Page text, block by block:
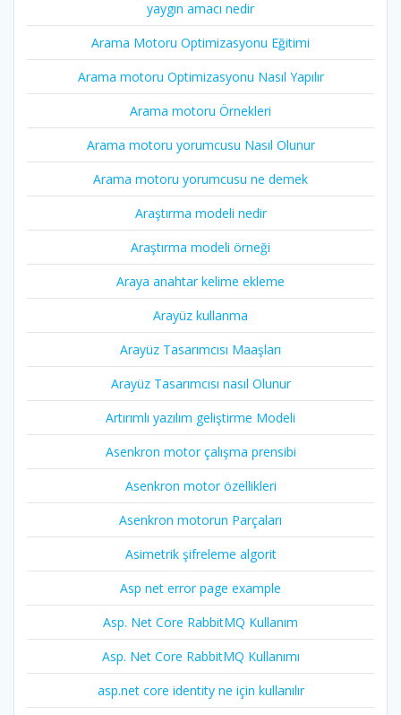
yaygın amacı nedir
Arama Motoru Optimizasyonu Eğitimi
Arama motoru Optimizasyonu Nasıl Yapılır
Arama motoru Örnekleri
Arama motoru yorumcusu Nasıl Olunur
Arama motoru yorumcusu ne demek
Araştırma modeli nedir
Araştırma modeli örneği
Araya anahtar kelime ekleme
Arayüz kullanma
Arayüz Tasarımcısı Maaşları
Arayüz Tasarımcısı nasıl Olunur
Artırımlı yazılım geliştirme Modeli
Asenkron motor çalışma prensibi
Asenkron motor özellikleri
Asenkron motorun Parçaları
Asimetrik şifreleme algorit
Asp net error page example
Asp. Net Core RabbitMQ Kullanım
Asp. Net Core RabbitMQ Kullanımı
asp.net core identity ne için kullanılır